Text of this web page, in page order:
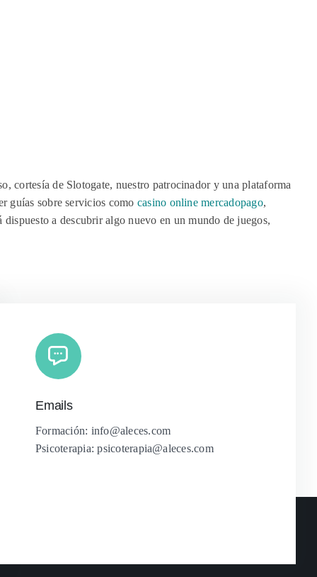
cortesía de Slotogate, nuestro patrocinador y una plataforma
guías sobre servicios como casino online mercadopago,
a descubrir algo nuevo en un mundo de juegos,
Emails
Formación: info@aleces.com
Psicoterapia: psicoterapia@aleces.com